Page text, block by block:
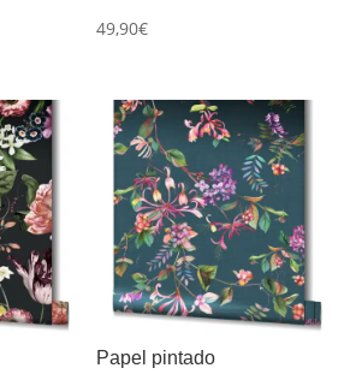
49,90€
Papel pintado